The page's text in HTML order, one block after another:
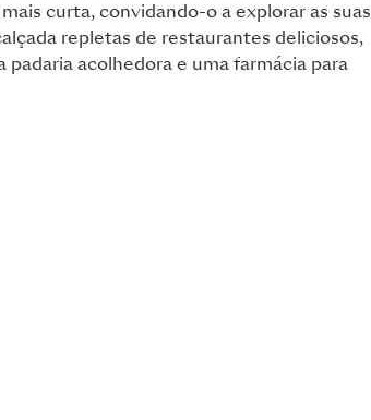
curta, convidando-o a explorar as suas
repletas de restaurantes deliciosos,
padaria acolhedora e uma farmácia para